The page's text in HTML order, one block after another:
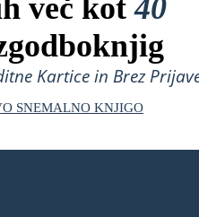
več kot40
Kartice in Brez
SNEMALNO KNJIGO